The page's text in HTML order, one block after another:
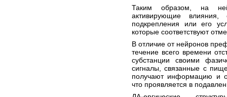
Таким образом, на
активирующие
подкрепления или его
которые соответствуют
В отличие от нейронов
течение всего времени
субстанции своими
сигналы, связанные с
получают информацию и
что проявляется в